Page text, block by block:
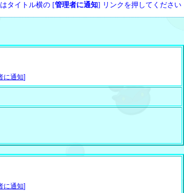
タイトル横の [管理者に通知] リンクを押してください
に通知]
に通知]